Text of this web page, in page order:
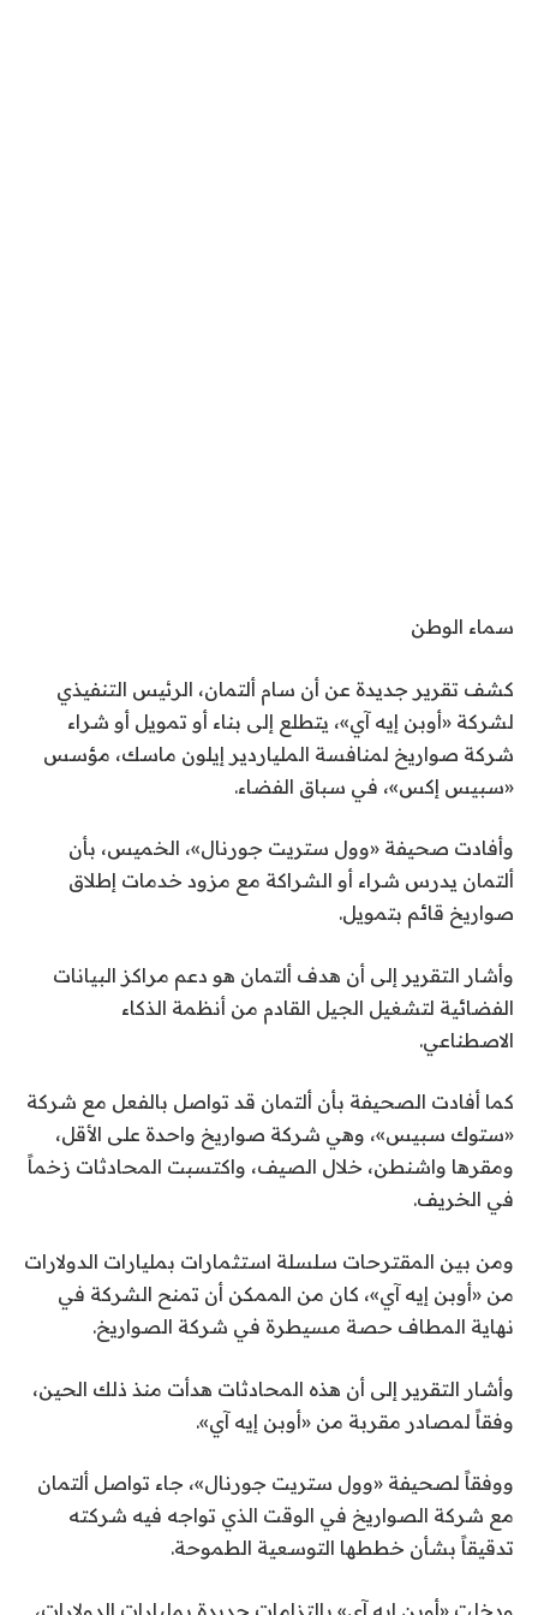
سماء الوطن
كشف تقرير جديدة عن أن سام ألتمان، الرئيس التنفيذي
لشركة «أوبن إيه آي»، يتطلع إلى بناء أو تمويل أو شراء
شركة صواريخ لمنافسة الملياردير إيلون ماسك، مؤسس
«سبيس إكس»، في سباق الفضاء.
وأفادت صحيفة «وول ستريت جورنال»، الخميس، بأن
ألتمان يدرس شراء أو الشراكة مع مزود خدمات إطلاق
صواريخ قائم بتمويل.
وأشار التقرير إلى أن هدف ألتمان هو دعم مراكز البيانات
الفضائية لتشغيل الجيل القادم من أنظمة الذكاء
الاصطناعي.
كما أفادت الصحيفة بأن ألتمان قد تواصل بالفعل مع شركة
«ستوك سبيس»، وهي شركة صواريخ واحدة على الأقل،
ومقرها واشنطن، خلال الصيف، واكتسبت المحادثات زخماً
في الخريف.
ومن بين المقترحات سلسلة استثمارات بمليارات الدولارات
من «أوبن إيه آي»، كان من الممكن أن تمنح الشركة في
نهاية المطاف حصة مسيطرة في شركة الصواريخ.
وأشار التقرير إلى أن هذه المحادثات هدأت منذ ذلك الحين،
وفقاً لمصادر مقربة من «أوبن إيه آي».
ووفقاً لصحيفة «وول ستريت جورنال»، جاء تواصل ألتمان
مع شركة الصواريخ في الوقت الذي تواجه فيه شركته
تدقيقاً بشأن خططها التوسعية الطموحة.
ودخلت «أوبن إيه آي» بالتزامات جديدة بمليارات الدولارات،